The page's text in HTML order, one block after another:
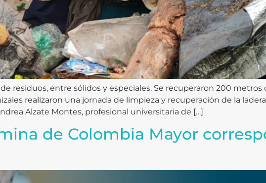
entre sólidos y especiales. Se recuperaron 200 metros
realizaron una jornada de limpieza y recuperación de la
Alzate Montes, profesional universitaria de […]
de Colombia Mayor